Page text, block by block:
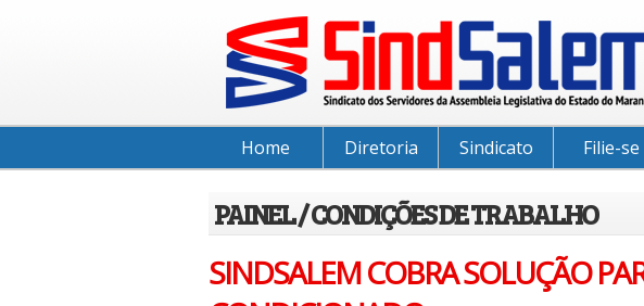
Home Diretoria Sindicato Filie-se
PAINEL / CONDIÇÕES DE TRABALHO
SINDSALEM COBRA SOLUÇÃO